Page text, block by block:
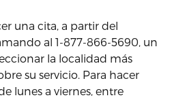
una cita, a partir del
al 1-877-866-5690, un
la localidad más
su servicio. Para hacer
lunes a viernes, entre